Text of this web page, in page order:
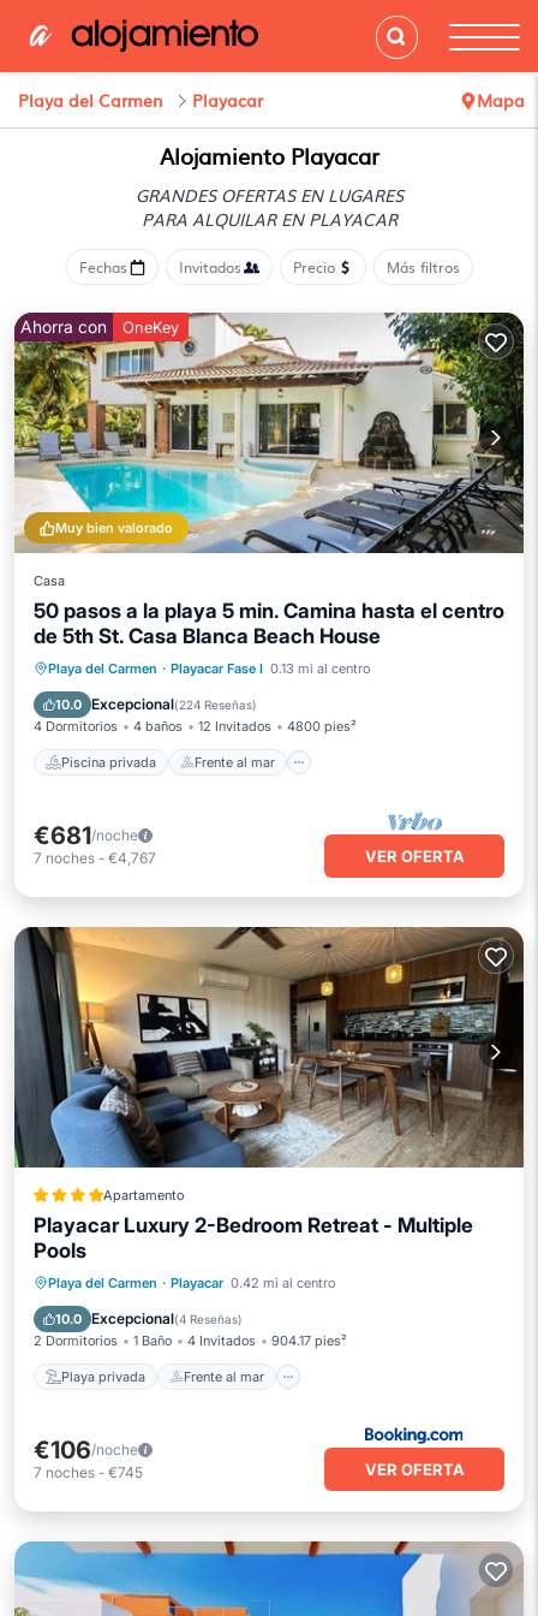
Playa del Carmen Playacar Mapa
Alojamiento Playacar
GRANDES OFERTAS EN LUGARES
PARA ALQUILAR EN PLAYACAR
Fechas Invitados Precio Más filtros
Muy bien valorado
Ahorra con OneKey
Casa
50 pasos a la playa 5 min. Camina hasta el centro
de 5th St. Casa Blanca Beach House
Playa del Carmen · Playacar Fase I 0.13 mi al centro
10.0 Excepcional(224 Reseñas)
4 Dormitorios 4 baños 12 Invitados 4800 pies²
Piscina privada Frente al mar
Piscina privada
Frente al mar
Bañera de hidromasaje
€681/noche
7 noches - €4,767 VER OFERTA
Apartamento
Playacar Luxury 2-Bedroom Retreat - Multiple
Pools
Playa del Carmen · Playacar 0.42 mi al centro
10.0 Excepcional(4 Reseñas)
2 Dormitorios 1 Baño 4 Invitados 904.17 pies²
Playa privada Frente al mar
Playa privada
Frente al mar
Bañera de hidromasaje
€106/noche
7 noches - €745 VER OFERTA